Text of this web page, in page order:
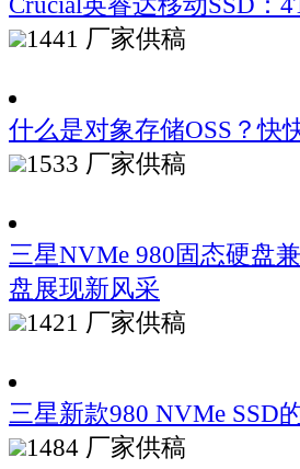
1441 厂家供稿
什么是对象存储OSS？快
1533 厂家供稿
三星NVMe 980固态硬盘
盘展现新风采
1421 厂家供稿
三星新款980 NVMe SSD
1484 厂家供稿